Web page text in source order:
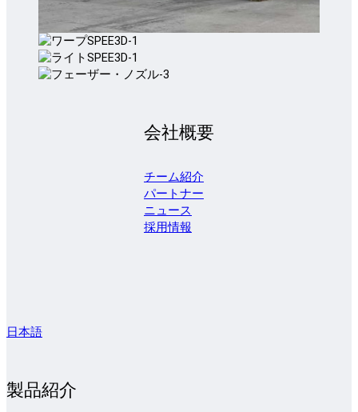
会社概要
チーム紹介
パートナー
ニュース
採用情報
日本語
製品紹介